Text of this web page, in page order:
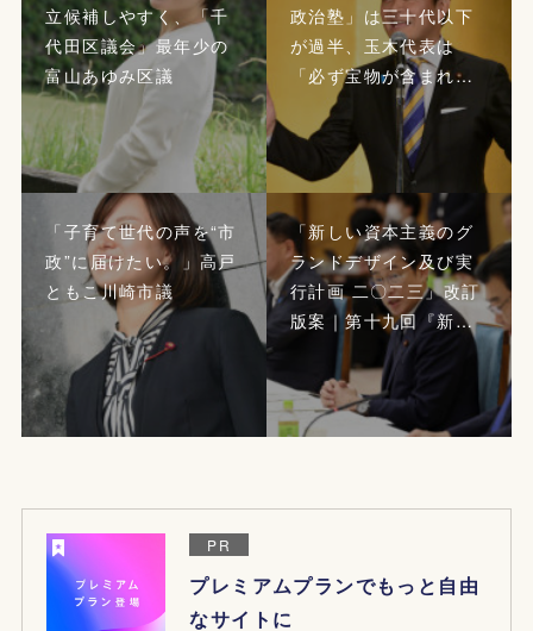
立候補しやすく、「千
代田区議会」最年少の
富山あゆみ区議
政治塾」は三十代以下
が過半、玉木代表は
「必ず宝物が含まれ…
「子育て世代の声を“市
政”に届けたい。」高戸
ともこ川崎市議
「新しい資本主義のグ
ランドデザイン及び実
行計画 二〇二三」改訂
版案｜第十九回『新…
PR
プレミアムプランでもっと自由
なサイトに